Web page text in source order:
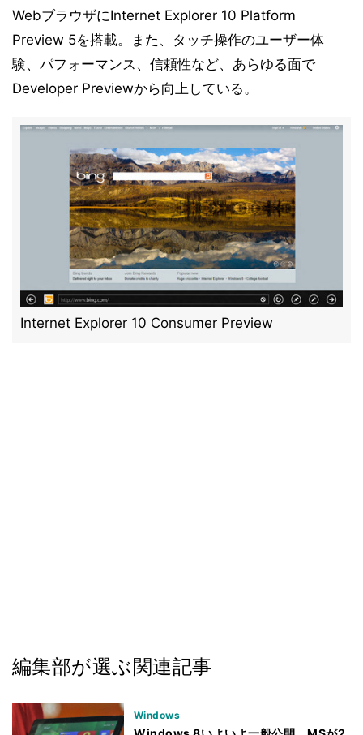
WebブラウザにInternet Explorer 10 Platform
Preview 5を搭載。また、タッチ操作のユーザー体
験、パフォーマンス、信頼性など、あらゆる面で
Developer Previewから向上している。
Internet Explorer 10 Consumer Preview
編集部が選ぶ関連記事
Windows